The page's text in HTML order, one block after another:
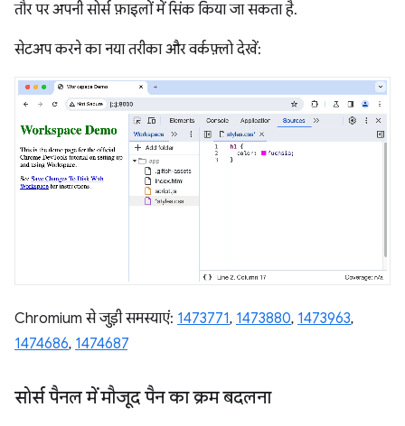
तौर पर अपनी सोर्स फ़ाइलों में सिंक किया जा सकता है.
सेटअप करने का नया तरीका और वर्कफ़्लो देखें:
Chromium से जुड़ी समस्याएं: 1473771, 1473880, 1473963,
1474686, 1474687
सोर्स पैनल में मौजूद पैन का क्रम बदलना